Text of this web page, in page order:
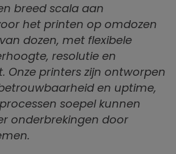
breed scala aan
het printen op omdozen
dozen, met flexibele
resolutie en
Onze printers zijn ontworpen
en uptime,
soepel kunnen
onderbrekingen door